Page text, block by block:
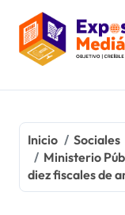
contenido
Inicio
Sociales
Ministerio
diez fiscales de